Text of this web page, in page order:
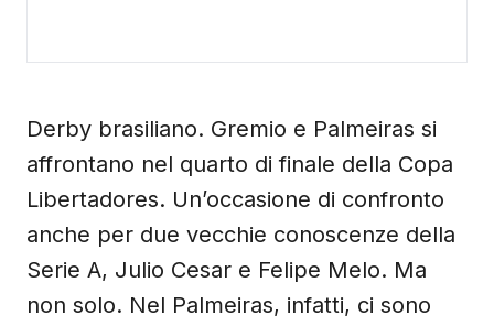
Derby brasiliano. Gremio e Palmeiras si
affrontano nel quarto di finale della Copa
Libertadores. Un’occasione di confronto
anche per due vecchie conoscenze della
Serie A, Julio Cesar e Felipe Melo. Ma
non solo. Nel Palmeiras, infatti, ci sono